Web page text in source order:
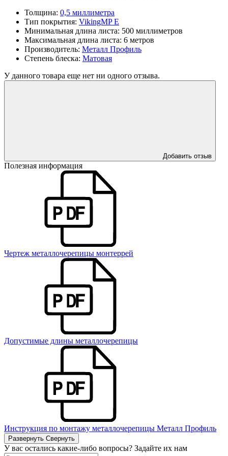
Толщина: 0,5 миллиметра
Тип покрытия: VikingMP E
Минимальная длина листа: 500 миллиметров
Максимальная длина листа: 6 метров
Производитель: Металл Профиль
Степень блеска: Матовая
У данного товара еще нет ни одного отзыва.
Добавить отзыв
Полезная информация
Чертеж металлочерепицы монтеррей
Допустимые длины металлочерепицы
Инструкция по монтажу металлочерепицы Металл Профиль
Развернуть Свернуть
У вас остались какие-либо вопросы? Задайте их нам